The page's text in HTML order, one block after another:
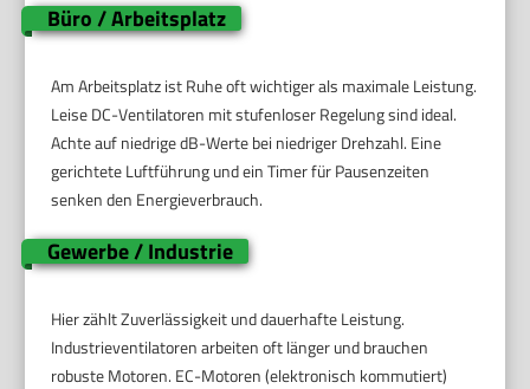
Büro / Arbeitsplatz
Am Arbeitsplatz ist Ruhe oft wichtiger als maximale Leistung.
Leise DC-Ventilatoren mit stufenloser Regelung sind ideal.
Achte auf niedrige dB-Werte bei niedriger Drehzahl. Eine
gerichtete Luftführung und ein Timer für Pausenzeiten
senken den Energieverbrauch.
Gewerbe / Industrie
Hier zählt Zuverlässigkeit und dauerhafte Leistung.
Industrieventilatoren arbeiten oft länger und brauchen
robuste Motoren. EC-Motoren (elektronisch kommutiert)